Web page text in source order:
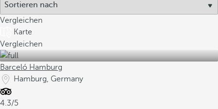
Vergleichen
Karte
Vergleichen
Barceló Hamburg
Hamburg, Germany
4.3/5